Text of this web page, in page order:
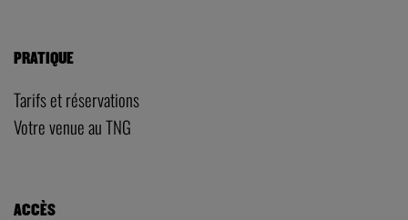
PRATIQUE
Tarifs et réservations
Votre venue au TNG
ACCÈS